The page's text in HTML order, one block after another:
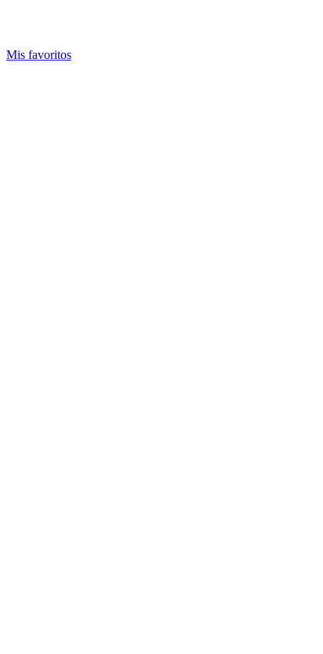
Mis favoritos